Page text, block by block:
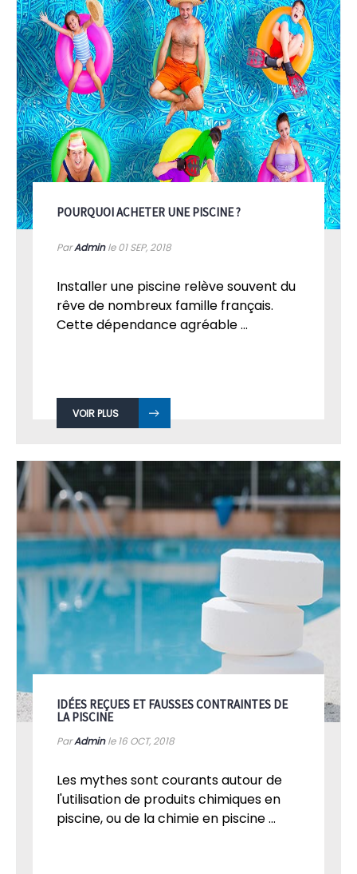
POURQUOI ACHETER UNE PISCINE ?
ParAdminle 01SEP, 2018
Installer une piscine relève souvent du
rêve de nombreux famille français.
Cette dépendance agréable ...
VOIR PLUS
IDÉES REÇUES ET FAUSSES CONTRAINTES DE
LA PISCINE
ParAdminle 16 OCT, 2018
Les mythes sont courants autour de
l'utilisation de produits chimiques en
piscine, ou de la chimie en piscine ...